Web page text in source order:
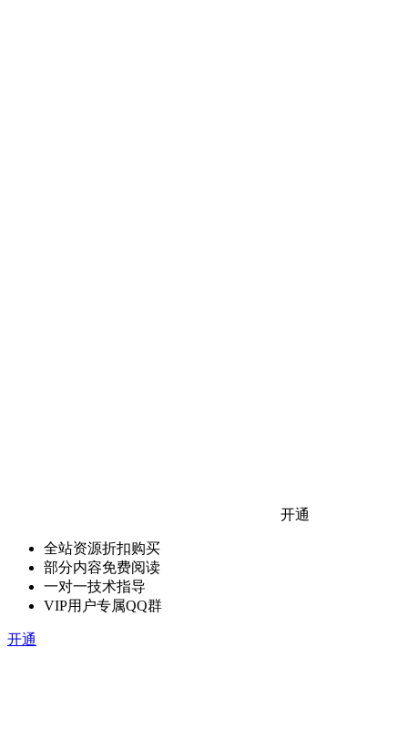
开通
全站资源折扣购买
部分内容免费阅读
一对一技术指导
VIP用户专属QQ群
开通